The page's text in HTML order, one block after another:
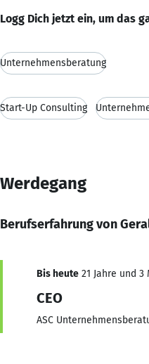
Logg Dich jetzt ein, um das
Unternehmensberatung
Start-Up Consulting
Werdegang
Berufserfahrung von
Bis heute 21 Jahre und
CEO
ASC